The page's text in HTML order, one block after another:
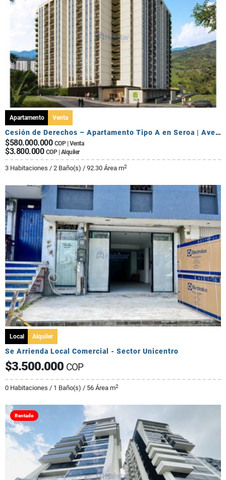
Apartamento Venta
Cesión de Derechos – Apartamento Tipo A en Seroa | Avenida Centenario
$580.000.000 COP | Venta
$3.800.000 COP | Alquiler
3 Habitaciones / 2 Baño(s) / 92.30 Área m2
Local Alquiler
Se Arrienda Local Comercial - Sector Unicentro
$3.500.000 COP
0 Habitaciones / 1 Baño(s) / 56 Área m2
Rentado